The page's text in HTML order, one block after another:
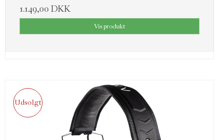
1.149,00 DKK
Vis produkt
Udsolgt